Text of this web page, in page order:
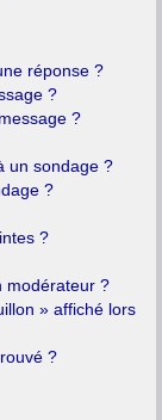
réponse ?
?
?
un sondage ?
?
?
modérateur ?
» affiché lors
?